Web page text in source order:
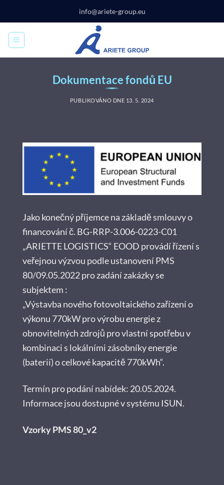
obsah
info@ariete-group.eu
Dokumentace fondů EU
PUBLIKOVÁNO DNE 13. 5. 2024
Jako konečný příjemce na základě smlouvy o
financování č. BG-RRP-3.006-0223-C01
„ARIETTE LOGISTICS“ EOOD provádí řízení s
veřejnou výzvou podle ustanovení PMS
80/09.05.2022 pro zadání zakázky se
subjektem :
„Výstavba nového fotovoltaického zařízení o
výkonu 770kW pro výrobu energie z
obnovitelných zdrojů pro vlastní spotřebu v
kombinaci s lokálními zásobníky energie
(baterií) o celkové kapacitě 770kWh“.
Termín pro podání nabídek: 20.05.2024.
Informace jsou dostupné v systému ISUN.
Vzorky PMS 80_v2